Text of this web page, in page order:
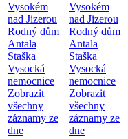
Vysokém
nad Jizerou
Rodný dům
Antala
Staška
Vysocká
nemocnice
Zobrazit
všechny
záznamy ze
dne
Vysokém
nad Jizerou
Rodný dům
Antala
Staška
Vysocká
nemocnice
Zobrazit
všechny
záznamy ze
dne